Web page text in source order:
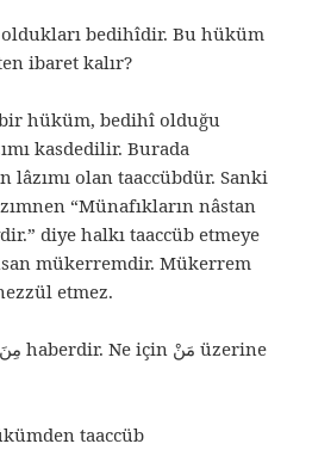
bedihîdir. Bu hüküm
ibaret kalır?
hüküm, bedihî olduğu
kasdedilir. Burada
lâzımı olan taaccübdür. Sanki
“Münafıkların nâstan
diye halkı taaccüb etmeye
mükerremdir. Mükerrem
etmez.
taaccüb